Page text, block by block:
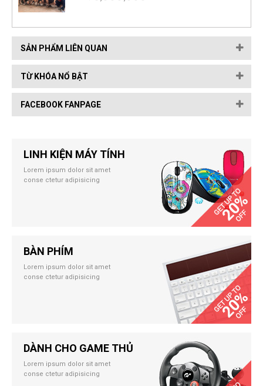
SẢN PHẨM LIÊN QUAN
TỪ KHÓA NỔ BẬT
FACEBOOK FANPAGE
LINH KIỆN MÁY TÍNH
Lorem ipsum dolor sit amet
conse ctetur adipisicing
BÀN PHÍM
Lorem ipsum dolor sit amet
conse ctetur adipisicing
DÀNH CHO GAME THỦ
Lorem ipsum dolor sit amet
conse ctetur adipisicing